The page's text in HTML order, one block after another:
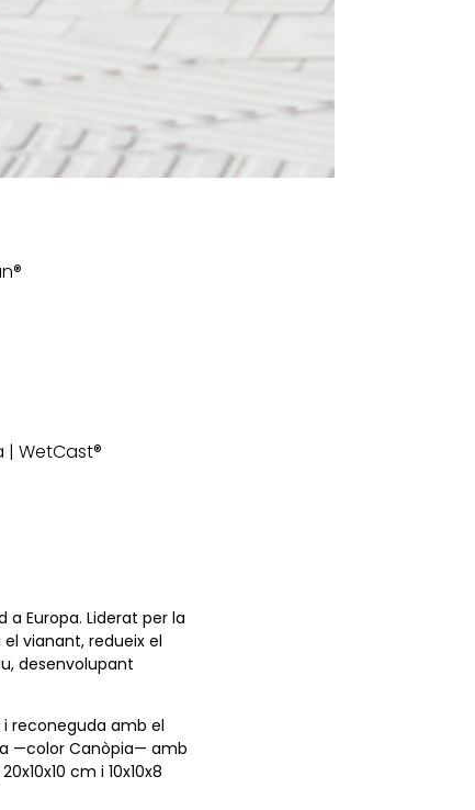
| WetCast®
Europa. Liderat per la
el vianant, redueix el
desenvolupant
i reconeguda amb el
—color Canòpia— amb
cm i 10x10x8